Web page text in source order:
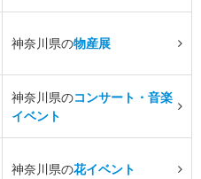
神奈川県の物産展
神奈川県のコンサート・音楽
イベント
神奈川県の花イベント